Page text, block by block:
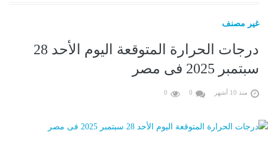
غير مصنف
درجات الحرارة المتوقعة اليوم الأحد 28
سبتمبر 2025 فى مصر
منذ 10 أشهر 0
0